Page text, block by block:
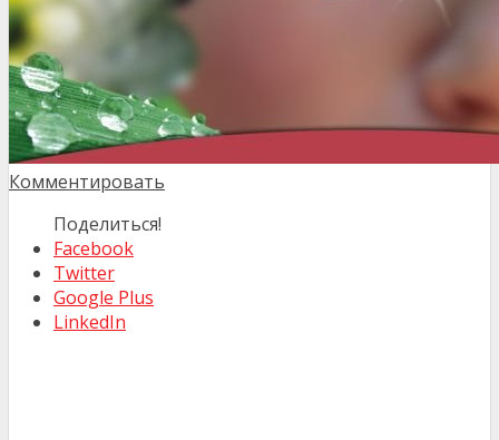
Комментировать
Поделиться!
Facebook
Twitter
Google Plus
LinkedIn